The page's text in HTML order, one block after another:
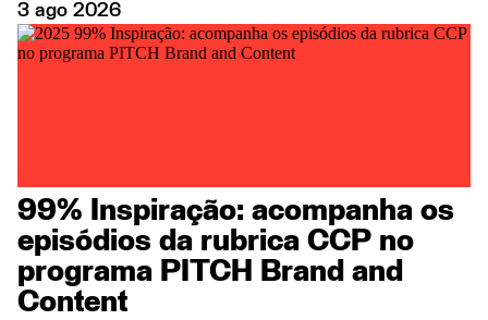
3 ago 2026
99% Inspiração: acompanha os
episódios da rubrica CCP no
programa PITCH Brand and
Content